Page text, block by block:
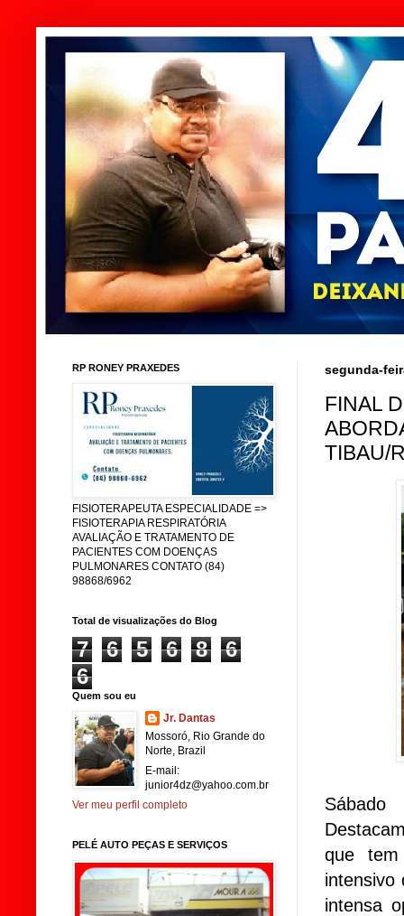
segunda-
FINAL
TIBAU/
que
intensivo
intensa
RP RONEY PRAXEDES
FISIOTERAPEUTA ESPECIALIDADE =>
FISIOTERAPIA RESPIRATÓRIA
AVALIAÇÃO E TRATAMENTO DE
PACIENTES COM DOENÇAS
PULMONARES CONTATO (84)
98868/6962
Total de visualizações do Blog
7 6 5 6 8
6
6
Quem sou eu
Jr. Dantas
Mossoró, Rio Grande do
Norte, Brazil
E-mail:
junior4dz@yahoo.com.br
Ver meu perfil completo
PELÉ AUTO PEÇAS E SERVIÇOS